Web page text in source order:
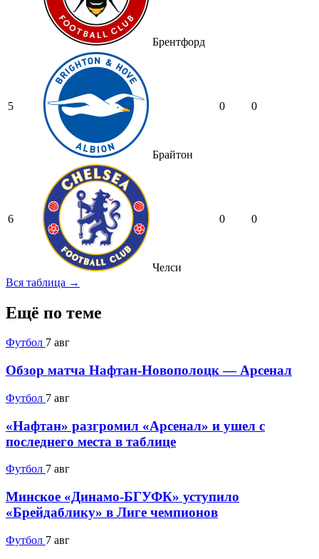
Брентфорд
5
Брайтон
0 0
6
Челси
0 0
Вся таблица →
Ещё по теме
Футбол 7 авг
Обзор матча Нафтан-Новополоцк — Арсенал
Футбол 7 авг
«Нафтан» разгромил «Арсенал» и ушел с
последнего места в таблице
Футбол 7 авг
Минское «Динамо-БГУФК» уступило
«Брейдаблику» в Лиге чемпионов
Футбол 7 авг